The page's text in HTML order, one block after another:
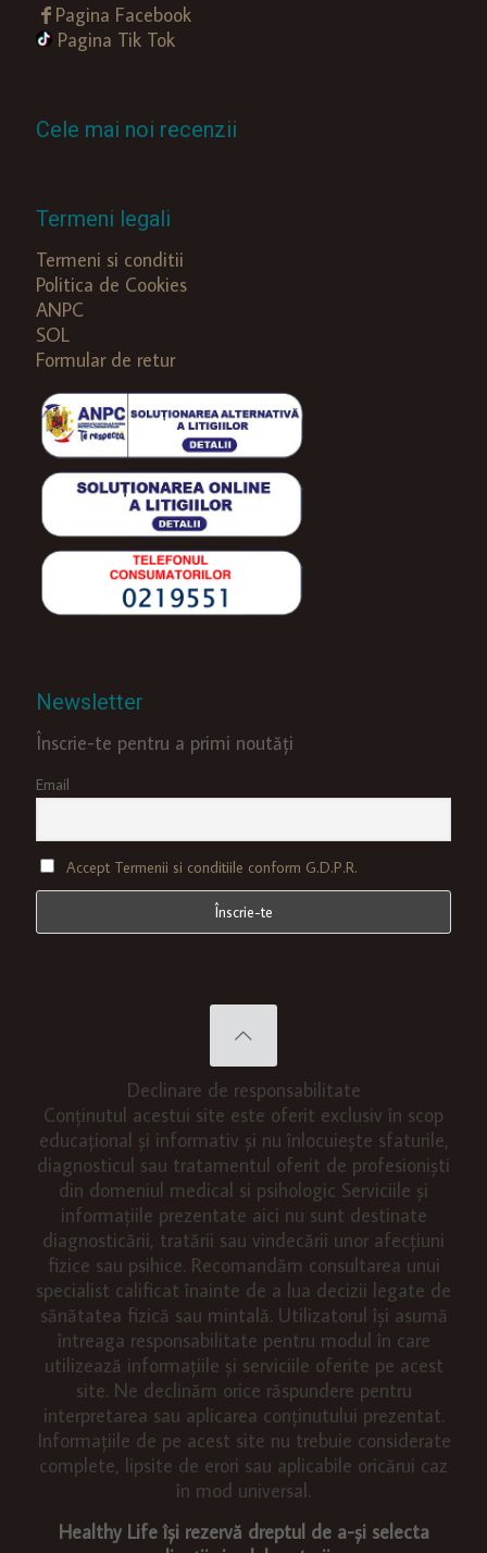
Pagina Facebook
Pagina Tik Tok
Cele mai noi recenzii
Termeni legali
Termeni si conditii
Politica de Cookies
ANPC
SOL
Formular de retur
Newsletter
Înscrie-te pentru a primi noutăți
Email
Accept Termenii si conditiile conform G.D.P.R.
Declinare de responsabilitate
Conținutul acestui site este oferit exclusiv în scop
educațional și informativ și nu înlocuiește sfaturile,
diagnosticul sau tratamentul oferit de profesioniști
din domeniul medical si psihologic Serviciile și
informațiile prezentate aici nu sunt destinate
diagnosticării, tratării sau vindecării unor afecțiuni
fizice sau psihice. Recomandăm consultarea unui
specialist calificat înainte de a lua decizii legate de
sănătatea fizică sau mintală. Utilizatorul își asumă
întreaga responsabilitate pentru modul în care
utilizează informațiile și serviciile oferite pe acest
site. Ne declinăm orice răspundere pentru
interpretarea sau aplicarea conținutului prezentat.
Informațiile de pe acest site nu trebuie considerate
complete, lipsite de erori sau aplicabile oricărui caz
în mod universal.
Healthy Life își rezervă dreptul de a-și selecta